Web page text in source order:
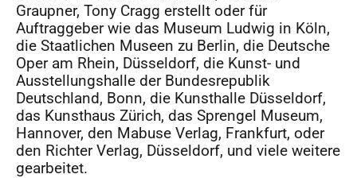
Graupner, Tony Cragg erstellt oder für
Auftraggeber wie das Museum Ludwig in Köln,
die Staatlichen Museen zu Berlin, die Deutsche
Oper am Rhein, Düsseldorf, die Kunst- und
Ausstellungshalle der Bundesrepublik
Deutschland, Bonn, die Kunsthalle Düsseldorf,
das Kunsthaus Zürich, das Sprengel Museum,
Hannover, den Mabuse Verlag, Frankfurt, oder
den Richter Verlag, Düsseldorf, und viele weitere
gearbeitet.